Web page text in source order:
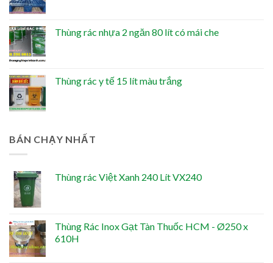
Thùng rác nhựa 2 ngăn 80 lít có mái che
Thùng rác y tế 15 lít màu trắng
BÁN CHẠY NHẤT
Thùng rác Việt Xanh 240 Lít VX240
Thùng Rác Inox Gạt Tàn Thuốc HCM - Ø250 x
610H